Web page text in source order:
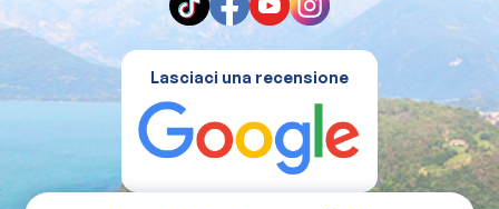
Lasciaci una recensione